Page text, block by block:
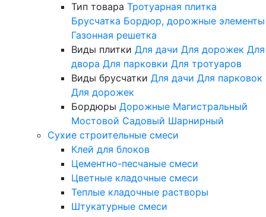
Тип товара Тротуарная плитка
Брусчатка Бордюр, дорожные элементы
Газонная решетка
Виды плитки Для дачи Для дорожек Для
двора Для парковки Для тротуаров
Виды брусчатки Для дачи Для парковок
Для дорожек
Бордюры Дорожные Магистральный
Мостовой Садовый Шарнирный
Сухие строительные смеси
Клей для блоков
Цементно-песчаные смеси
Цветные кладочные смеси
Теплые кладочные растворы
Штукатурные смеси